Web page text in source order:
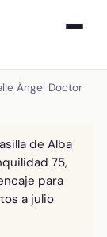
Ángel Doctor
de Alba
75,
para
a julio